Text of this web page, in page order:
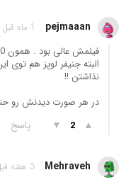
pejmaaan 1 ماه قبل
فیلمش عالی بود . همون 20 دقیقه اول فیلم پخش زمین بودم از خنده .
البته جنیفر لوپز هم
نذاشتن !!
در هر صورت دیدنش رو
▲
2
▼ پاسخ
Mehraveh 3 هفته قبل